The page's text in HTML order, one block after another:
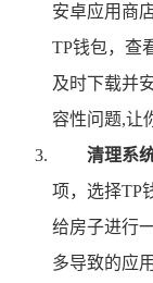
安卓应用商
TP钱包，查
及时下载并
容性问题,让
清理系
项，选择TP
给房子进行
多导致的应